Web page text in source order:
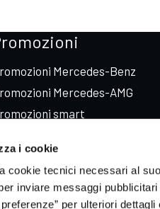
i cookie
cookie tecnici necessari al
inviare messaggi
per ulteriori
Mercedes-Benz
Mercedes-AMG
smart
Sportequipe
Xpeng